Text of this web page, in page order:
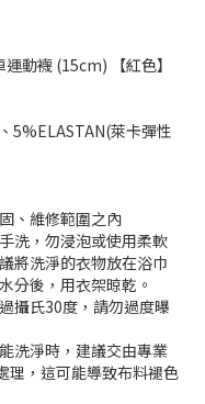
動襪 (15cm) 【紅色】
5%ELASTAN(萊卡彈性
、維修範圍之內
洗，勿浸泡或使用柔軟
將洗淨的衣物放在浴巾
分後，用衣架晾乾。
攝氏30度，請勿過度曝
洗淨時，建議交由專業
理，這可能導致布料褪色